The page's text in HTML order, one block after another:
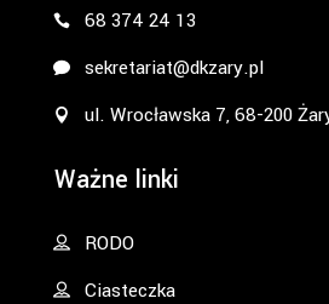
68 374 24 13
sekretariat@dkzary.pl
ul. Wrocławska 7, 68-200
Ważne linki
RODO
Ciasteczka